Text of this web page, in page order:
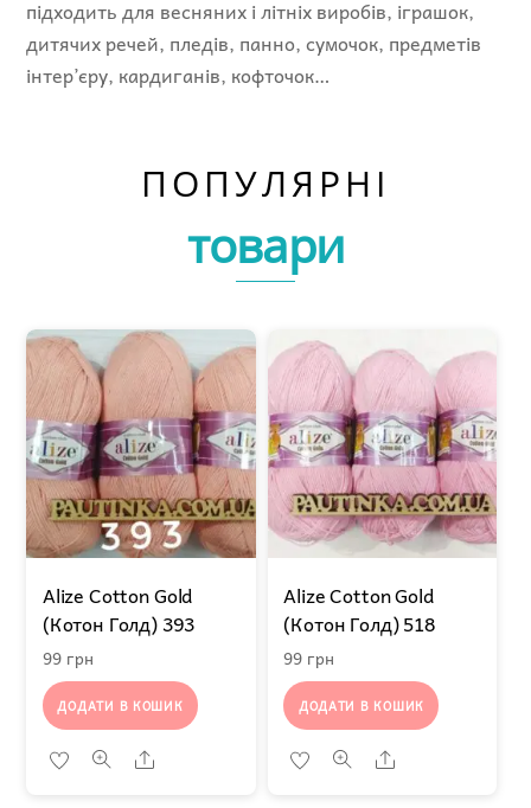
підходить для весняних і літніх виробів, іграшок,
дитячих речей, пледів, панно, сумочок, предметів
інтер’єру, кардиганів, кофточок…
ПОПУЛЯРНІ
товари
Alize Cotton Gold
(Котон Голд) 393
99 грн
ДОДАТИ В КОШИК
Share
Alize Cotton Gold
(Котон Голд) 518
99 грн
ДОДАТИ В КОШИК
Share